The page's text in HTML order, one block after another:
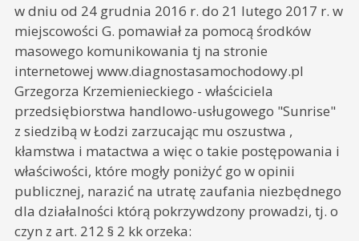
w dniu od 24 grudnia 2016 r. do 21 lutego 2017 r. w
miejscowości G. pomawiał za pomocą środków
masowego komunikowania tj na stronie
internetowej www.diagnostasamochodowy.pl
Grzegorza Krzemienieckiego - właściciela
przedsiębiorstwa handlowo-usługowego "Sunrise"
z siedzibą w Łodzi zarzucając mu oszustwa ,
kłamstwa i matactwa a więc o takie postępowania i
właściwości, które mogły poniżyć go w opinii
publicznej, narazić na utratę zaufania niezbędnego
dla działalności którą pokrzywdzony prowadzi, tj. o
czyn z art. 212 § 2 kk orzeka: